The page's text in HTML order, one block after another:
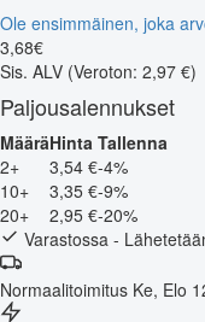
Ole ensimmäinen, joka
3,68€
Sis. ALV (Veroton: 2,97 €)
Paljousalennukset
MääräHinta Tallenna
2+
3,54 €-4%
10+
3,35 €-9%
20+
2,95 €-20%
Varastossa -
Normaalitoimitus Ke, Elo